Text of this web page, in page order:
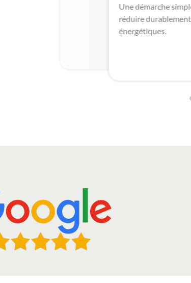
Une démarche
réduire
énergétiques.